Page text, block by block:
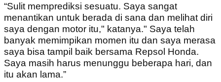
“Sulit memprediksi sesuatu. Saya sangat
menantikan untuk berada di sana dan melihat diri
saya dengan motor itu," katanya." Saya telah
banyak memimpikan momen itu dan saya merasa
saya bisa tampil baik bersama Repsol Honda.
Saya masih harus menunggu beberapa hari, dan
itu akan lama.”